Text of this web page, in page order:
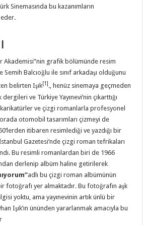
Sinemasında bu kazanımların
eder.
Akademisi”nin grafik bölümünde resim
Semih Balcıoğlu ile sınıf arkadaşı olduğunu
belirten Işık[1] ., henüz sinemaya geçmeden
ve Türkiye Yayınevi’nin çıkarttığı
karikatürler ve çizgi romanlarla profesyonel
otomobil tasarımları çizmeyi de
itibaren resimlediği ve yazdığı bir
Gazetesi’nde çizgi roman tefrikaları
Bu resimli romanlardan biri de 1966
derlenip albüm haline getirilerek
adlı bu çizgi roman albümünün
fotoğrafı yer almaktadır. Bu fotoğrafın aşk
yoktu, ama yayınevinin artık ünlü bir
Işık’ın ününden yararlanmak amacıyla bu